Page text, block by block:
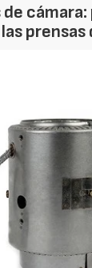
cámara: